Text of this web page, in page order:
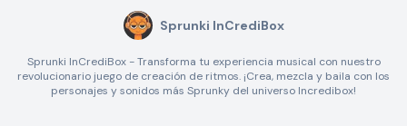
Sprunki InCrediBox
Sprunki InCrediBox - Transforma tu experiencia musical con nuestro
revolucionario juego de creación de ritmos. ¡Crea, mezcla y baila con los
personajes y sonidos más Sprunky del universo Incredibox!